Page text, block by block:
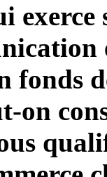
exerce
fonds
on